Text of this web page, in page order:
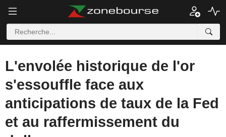
L'envolée historique de l'or
s'essouffle face aux
anticipations de taux de la Fed
et au raffermissement du